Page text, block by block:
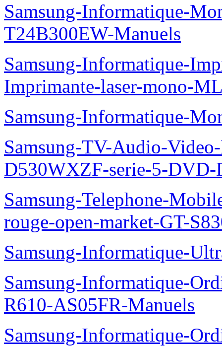
Samsung-Informatique-
T24B300EW-Manuels
Samsung-Informatique-
Imprimante-laser-mono-
Samsung-Informatique-
Samsung-TV-Audio-
D530WXZF-serie-5-DVD-
Samsung-Telephone-
rouge-open-market-GT-
Samsung-Informatique-
Samsung-Informatique-
R610-AS05FR-Manuels
Samsung-Informatique-